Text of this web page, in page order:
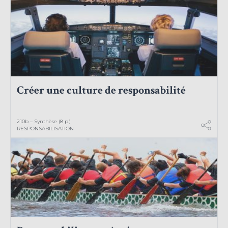
Créer une culture de responsabilité
210b – Synthèse (8 p.)
RESPONSABILISATION